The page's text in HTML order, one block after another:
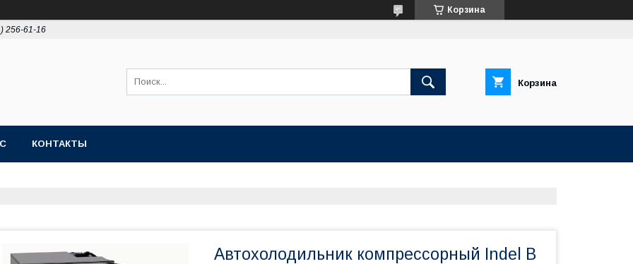
Корзина
256-61-16
Корзина
КОНТАКТЫ
Автохолодильник компрессорный Indel B